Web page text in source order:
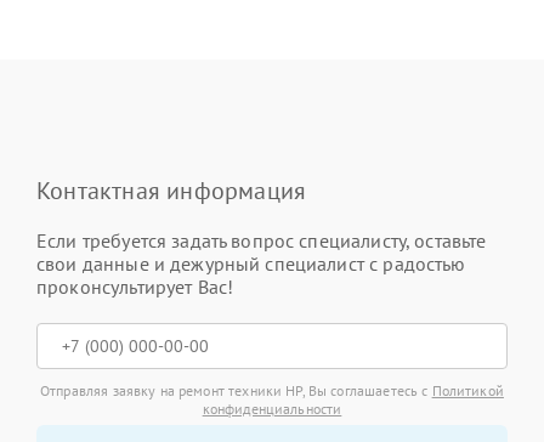
Контактная информация
Если требуется задать вопрос специалисту, оставьте
свои данные и дежурный специалист с радостью
проконсультирует Вас!
Отправляя заявку на ремонт техники HP, Вы соглашаетесь с Политикой
конфиденциальности